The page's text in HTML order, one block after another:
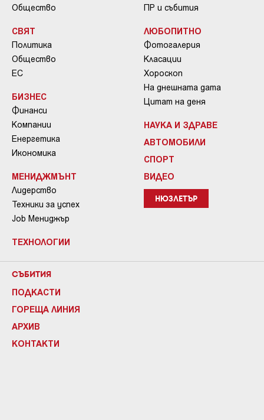
Общество
СВЯТ
Политика
Общество
ЕС
БИЗНЕС
Финанси
Компании
Енергетика
Икономика
МЕНИДЖМЪНТ
Лидерство
Техники за успех
Job Мениджър
ТЕХНОЛОГИИ
ПР и събития
ЛЮБОПИТНО
Фотогалерия
Класации
Хороскоп
На днешната дата
Цитат на деня
НАУКА И ЗДРАВЕ
АВТОМОБИЛИ
СПОРТ
ВИДЕО
НЮЗЛЕТЪР
СЪБИТИЯ
ПОДКАСТИ
ГОРЕЩА ЛИНИЯ
АРХИВ
КОНТАКТИ